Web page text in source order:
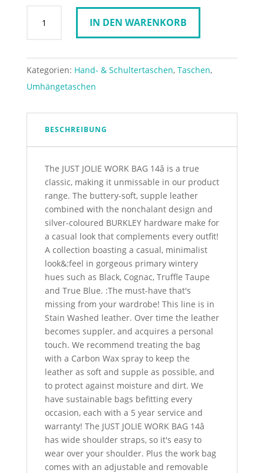
war:
179,95 €
ist:
159,95 €.
14"
Menge
IN DEN WARENKORB
Kategorien: Hand- & Schultertaschen, Taschen,
Umhängetaschen
BESCHREIBUNG
The JUST JOLIE WORK BAG 14â is a true
classic, making it unmissable in our product
range. The buttery-soft, supple leather
combined with the nonchalant design and
silver-coloured BURKLEY hardware make for
a casual look that complements every outfit!
A collection boasting a casual, minimalist
look&:feel in gorgeous primary wintery
hues such as Black, Cognac, Truffle Taupe
and True Blue. :The must-have that's
missing from your wardrobe! This line is in
Stain Washed leather. Over time the leather
becomes suppler, and acquires a personal
touch. We recommend treating the bag
with a Carbon Wax spray to keep the
leather as soft and supple as possible, and
to protect against moisture and dirt. We
have sustainable bags befitting every
occasion, each with a 5 year service and
warranty! The JUST JOLIE WORK BAG 14â
has wide shoulder straps, so it's easy to
wear over your shoulder. Plus the work bag
comes with an adjustable and removable